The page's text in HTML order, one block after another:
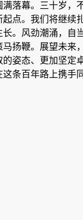
满落幕。三十岁，
点。我们将继续
。风劲潮涌，自
马扬鞭。展望未来
的姿态、更加坚定
条百年路上携手